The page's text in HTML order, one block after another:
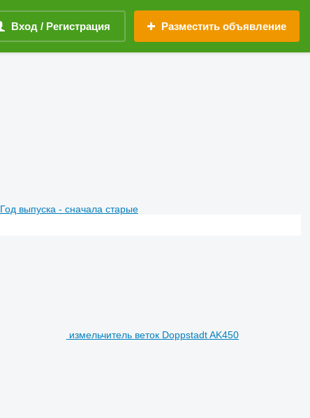
Вход / Регистрация Разместить объявление
Год выпуска - сначала старые
измельчитель веток Doppstadt AK450